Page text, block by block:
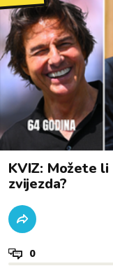
KVIZ: Možete
zvijezda?
0